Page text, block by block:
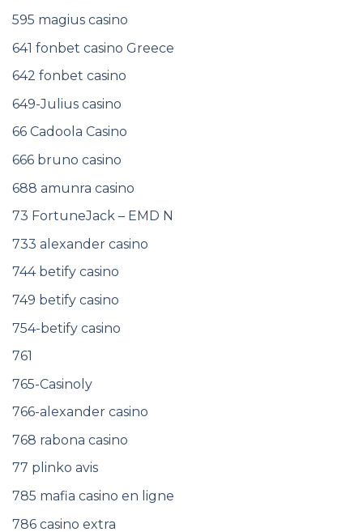
595 magius casino
641 fonbet casino Greece
642 fonbet casino
649-Julius casino
66 Cadoola Casino
666 bruno casino
688 amunra casino
73 FortuneJack – EMD N
733 alexander casino
744 betify casino
749 betify casino
754-betify casino
761
765-Casinoly
766-alexander casino
768 rabona casino
77 plinko avis
785 mafia casino en ligne
786 casino extra